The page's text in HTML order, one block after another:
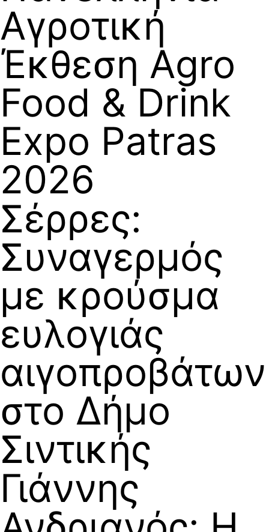
Αγροτική
Έκθεση Agro
Food & Drink
Expo Patras
2026
Σέρρες:
Συναγερμός
με κρούσμα
ευλογιάς
αιγοπροβάτων
στο Δήμο
Σιντικής
Γιάννης